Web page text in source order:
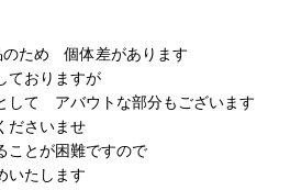
のため 個体差があります
おりますが
て アバウトな部分もございます
さいませ
が困難ですので
たします